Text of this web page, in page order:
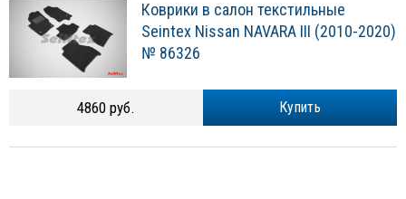
Коврики в салон текстильные
Seintex Nissan NAVARA III (2010-2020)
№ 86326
Купить
4860 руб.